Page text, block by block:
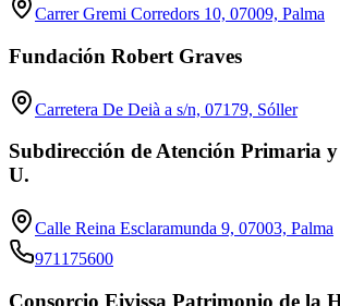
Carrer Gremi Corredors 10, 07009, Palma
Fundación Robert Graves
Carretera De Deià a s/n, 07179, Sóller
Subdirección de Atención Primaria
U.
Calle Reina Esclaramunda 9, 07003, Palma
971175600
Consorcio Eivissa Patrimonio de la